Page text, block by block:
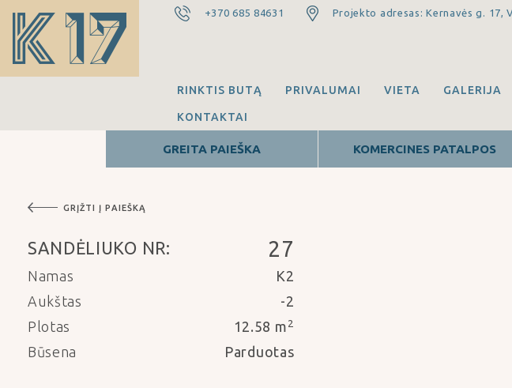
+370 685 84631 Projekto adresas: Kernavės g. 17,
RINKTIS BUTĄ PRIVALUMAI VIETA GALERIJA
KONTAKTAI
GREITA PAIEŠKA KOMERCINES PATALPOS
GRĮŽTI Į PAIEŠKĄ
SANDĖLIUKO NR: 27
Namas
K2
Aukštas
-2
Plotas
12.58 m2
Būsena Parduotas